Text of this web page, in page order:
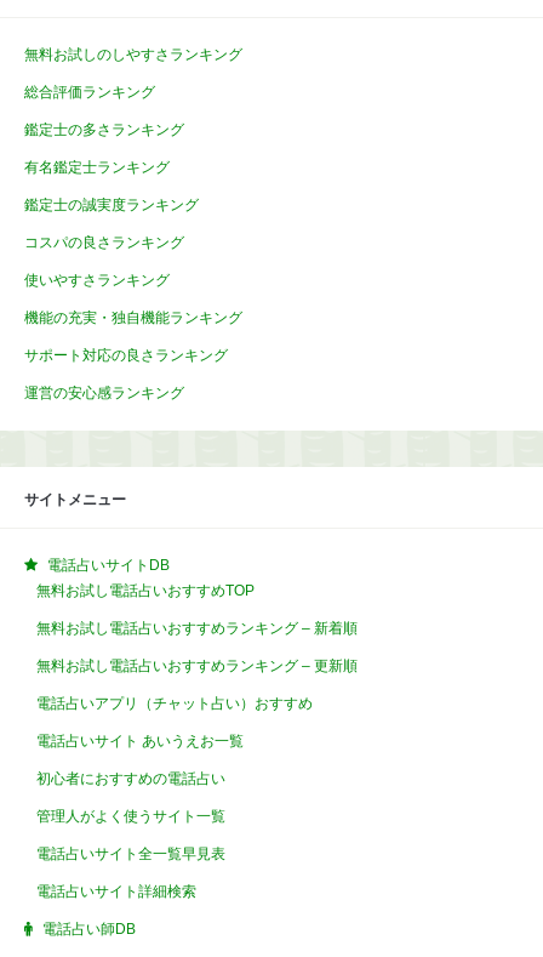
無料お試しのしやすさランキング
総合評価ランキング
鑑定士の多さランキング
有名鑑定士ランキング
鑑定士の誠実度ランキング
コスパの良さランキング
使いやすさランキング
機能の充実・独自機能ランキング
サポート対応の良さランキング
運営の安心感ランキング
サイトメニュー
電話占いサイトDB
無料お試し電話占いおすすめTOP
無料お試し電話占いおすすめランキング – 新着順
無料お試し電話占いおすすめランキング – 更新順
電話占いアプリ（チャット占い）おすすめ
電話占いサイト あいうえお一覧
初心者におすすめの電話占い
管理人がよく使うサイト一覧
電話占いサイト全一覧早見表
電話占いサイト詳細検索
電話占い師DB